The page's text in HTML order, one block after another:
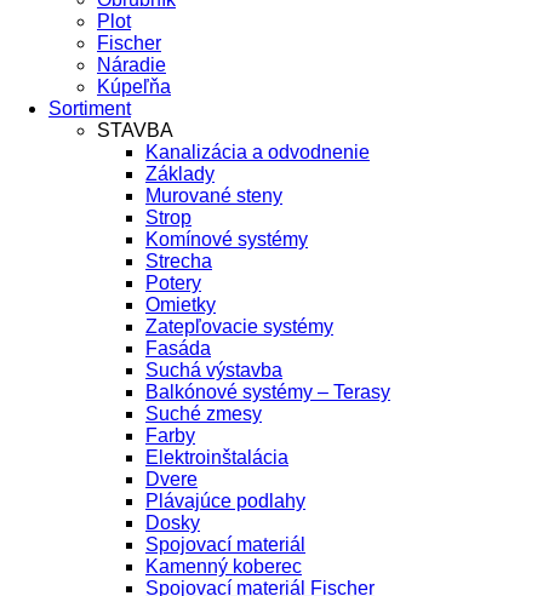
Plot
Fischer
Náradie
Kúpeľňa
Sortiment
STAVBA
Kanalizácia a odvodnenie
Základy
Murované steny
Strop
Komínové systémy
Strecha
Potery
Omietky
Zatepľovacie systémy
Fasáda
Suchá výstavba
Balkónové systémy – Terasy
Suché zmesy
Farby
Elektroinštalácia
Dvere
Plávajúce podlahy
Dosky
Spojovací materiál
Kamenný koberec
Spojovací materiál Fischer